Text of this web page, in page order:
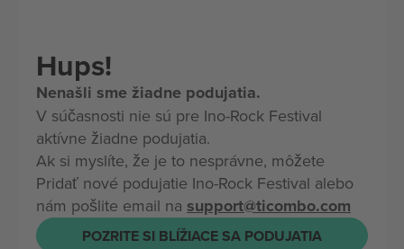
Hups!
Nenašli sme žiadne podujatia.
V súčasnosti nie sú pre Ino-Rock Festival
aktívne žiadne podujatia.
Ak si myslíte, že je to nesprávne, môžete
Pridať nové podujatie Ino-Rock Festival alebo
nám pošlite email na support@ticombo.com
POZRITE SI BLÍŽIACE SA PODUJATIA